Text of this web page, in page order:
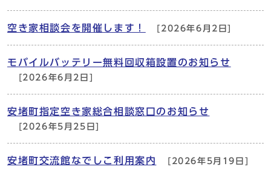
空き家相談会を開催します！ [2026年6月2日]
モバイルバッテリー無料回収箱設置のお知らせ
[2026年6月2日]
安堵町指定空き家総合相談窓口のお知らせ
[2026年5月25日]
安堵町交流館なでしこ利用案内 [2026年5月19日]